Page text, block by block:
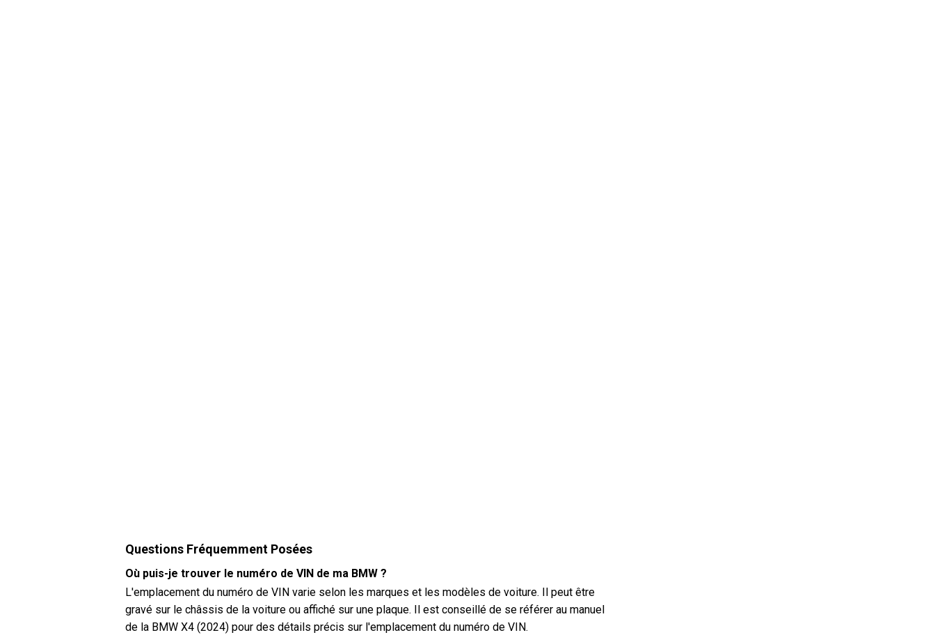
Questions Fréquemment Posées
Où puis-je trouver le numéro de VIN de ma BMW ?
L'emplacement du numéro de VIN varie selon les marques et les modèles de voiture. Il peut être
gravé sur le châssis de la voiture ou affiché sur une plaque. Il est conseillé de se référer au manuel
de la BMW X4 (2024) pour des détails précis sur l'emplacement du numéro de VIN.